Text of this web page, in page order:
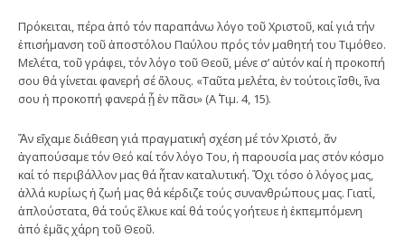
Πρόκειται, πέρα ἀπό τόν παραπάνω λόγο τοῦ Χριστοῦ, καί γιά τήν
ἐπισήμανση τοῦ ἀποστόλου Παύλου πρός τόν μαθητή του Τιμόθεο.
Μελέτα, τοῦ γράφει, τόν λόγο τοῦ Θεοῦ, μένε σ’ αὐτόν καί ἡ προκοπή
σου θά γίνεται φανερή σέ ὅλους. «Ταῦτα μελέτα, ἐν τούτοις ἴσθι, ἵνα
σου ἡ προκοπή φανερά ᾖ ἐν πᾶσι» (Α΄ Τιμ. 4, 15).
Ἄν εἴχαμε διάθεση γιά πραγματική σχέση μέ τόν Χριστό, ἄν
ἀγαπούσαμε τόν Θεό καί τόν λόγο Του, ἡ παρουσία μας στόν κόσμο
καί τό περιβάλλον μας θά ἦταν καταλυτική. Ὄχι τόσο ὁ λόγος μας,
ἀλλά κυρίως ἡ ζωή μας θά κέρδιζε τούς συνανθρώπους μας. Γιατί,
ἁπλούστατα, θά τούς ἕλκυε καί θά τούς γοήτευε ἡ ἐκπεμπόμενη
ἀπό ἐμᾶς χάρη τοῦ Θεοῦ.